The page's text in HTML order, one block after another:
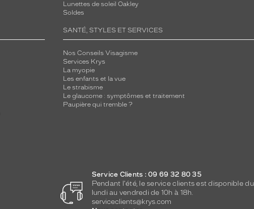
Lunettes de soleil Oakley
Soldes
SANTÉ, STYLES ET SERVICES
Nos Conseils Visagisme
Services Krys
La myopie
Les enfants et la vue
Le strabisme
Le glaucome : symptômes et traitement
Paupière qui tremble ?
Service Clients : 09 69 32 80 35
Pendant l'été, le service clients est disponible du
lundi au vendredi de 10h à 18h.
serviceclients@krys.com